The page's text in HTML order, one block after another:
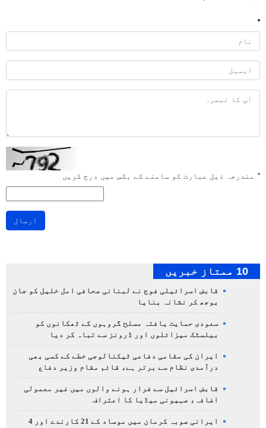
* مندرجہ ذیل عبارت کو سامنے کے بکس میں درج کریں
ارسال
10 ممتاز خبریں
قابض اسرائیلی فوج نے لبنانی صحافی امل خلیل کو جان
بوجھ کر نشانہ بنایا
سعودی حمایت یافتہ مسلح گروہوں کے ٹھکانوں کو
بیلسٹک میزائلوں اور ڈرونز سے تباہ کر دیا
ایران کی مقامی دفاعی ٹیکنالوجی خطے کے کسی بھی
درآمدی نظام سے برتر ہے، قائم مقام وزیر دفاع
قابض اسرائیل سے فرار ہونے والوں میں غیر معمولی
اضافہ، صہیونی میڈیا کا اعتراف
ایرانی صوبہ کرمان میں موساد کے 21 کارندے اور 4